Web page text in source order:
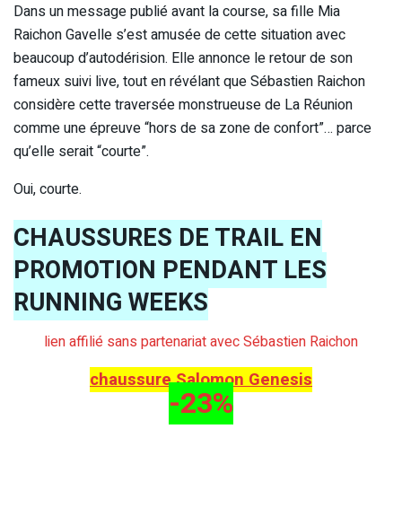
Dans un message publié avant la course, sa fille Mia
Raichon Gavelle s’est amusée de cette situation avec
beaucoup d’autodérision. Elle annonce le retour de son
fameux suivi live, tout en révélant que Sébastien Raichon
considère cette traversée monstrueuse de La Réunion
comme une épreuve “hors de sa zone de confort”… parce
qu’elle serait “courte”.
Oui, courte.
CHAUSSURES DE TRAIL EN
PROMOTION PENDANT LES
RUNNING WEEKS
lien affilié sans partenariat avec Sébastien Raichon
chaussure Salomon Genesis
-23%